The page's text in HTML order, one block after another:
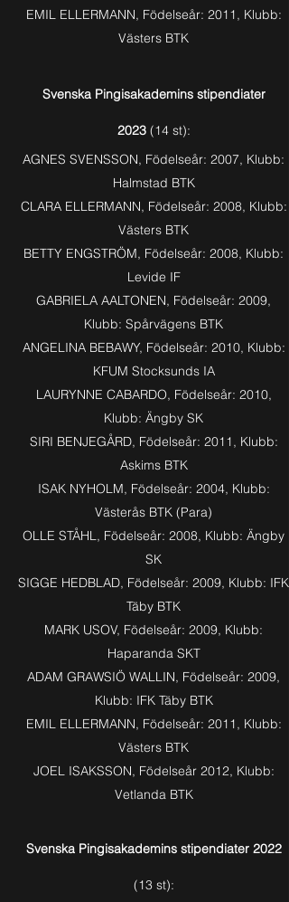
EMIL ELLERMANN, Födelseår: 2011, Klubb:
Västers BTK
Svenska Pingisakademins stipendiater
2023 (14 st):
AGNES SVENSSON, Födelseår: 2007, Klubb:
Halmstad BTK
CLARA ELLERMANN, Födelseår: 2008, Klubb:
Västers BTK
BETTY ENGSTRÖM, Födelseår: 2008, Klubb:
Levide IF
GABRIELA AALTONEN, Födelseår: 2009,
Klubb: Spårvägens BTK
ANGELINA BEBAWY, Födelseår: 2010, Klubb:
KFUM Stocksunds IA
LAURYNNE CABARDO, Födelseår: 2010,
Klubb: Ängby SK
SIRI BENJEGÅRD, Födelseår: 2011, Klubb:
Askims BTK
ISAK NYHOLM, Födelseår: 2004, Klubb:
Västerås BTK (Para)
OLLE STÅHL, Födelseår: 2008, Klubb: Ängby
SK
SIGGE HEDBLAD, Födelseår: 2009, Klubb: IFK
Täby BTK
MARK USOV, Födelseår: 2009, Klubb:
Haparanda SKT
ADAM GRAWSIÖ WALLIN, Födelseår: 2009,
Klubb: IFK Täby BTK
EMIL ELLERMANN, Födelseår: 2011, Klubb:
Västers BTK
JOEL ISAKSSON, Födelseår 2012, Klubb:
Vetlanda BTK
Svenska Pingisakademins stipendiater 2022
(13 st):